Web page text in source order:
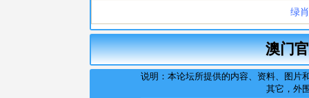
澳门
说明：本论坛所提供的内容、资料、图
其它，外